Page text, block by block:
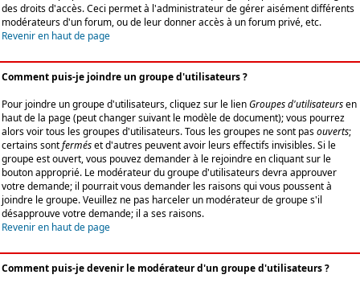
des droits d'accès. Ceci permet à l'administrateur de gérer aisément différents
modérateurs d'un forum, ou de leur donner accès à un forum privé, etc.
Revenir en haut de page
Comment puis-je joindre un groupe d'utilisateurs ?
Pour joindre un groupe d'utilisateurs, cliquez sur le lienGroupes d'utilisateursen
haut de la page (peut changer suivant le modèle de document); vous pourrez
alors voir tous les groupes d'utilisateurs. Tous les groupes ne sont pasouverts;
certains sontferméset d'autres peuvent avoir leurs effectifs invisibles. Si le
groupe est ouvert, vous pouvez demander à le rejoindre en cliquant sur le
bouton approprié. Le modérateur du groupe d'utilisateurs devra approuver
votre demande; il pourrait vous demander les raisons qui vous poussent à
joindre le groupe. Veuillez ne pas harceler un modérateur de groupe s'il
désapprouve votre demande; il a ses raisons.
Revenir en haut de page
Comment puis-je devenir le modérateur d'un groupe d'utilisateurs ?